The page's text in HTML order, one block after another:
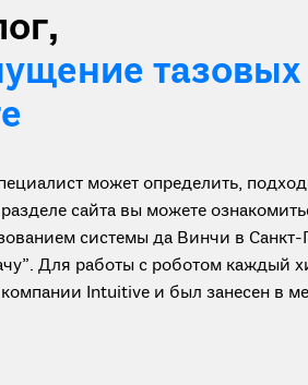
тазовых
может определить,
сайта вы можете
системы да Винчи в
Для работы с роботом каждый
Intuitive и был занесен в